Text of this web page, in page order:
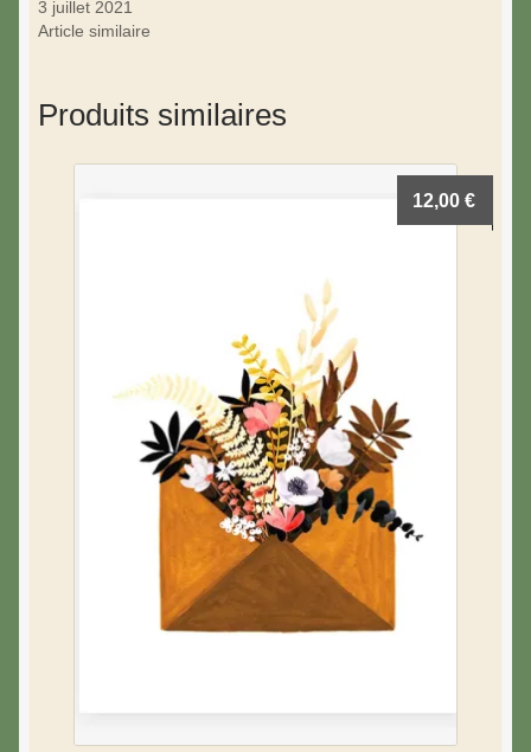
3 juillet 2021
Article similaire
Produits similaires
12,00€